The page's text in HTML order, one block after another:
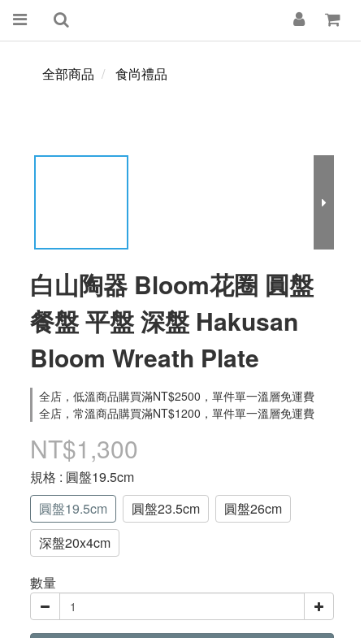
全部商品 食尚禮品
白山陶器 Bloom花圈 圓盤
餐盤 平盤 深盤 Hakusan
Bloom Wreath Plate
全店，低溫商品購買滿NT$2500，單件單一溫層免運費
全店，常溫商品購買滿NT$1200，單件單一溫層免運費
NT$1,300
規格 : 圓盤19.5cm
圓盤19.5cm
圓盤23.5cm
圓盤26cm
深盤20x4cm
數量